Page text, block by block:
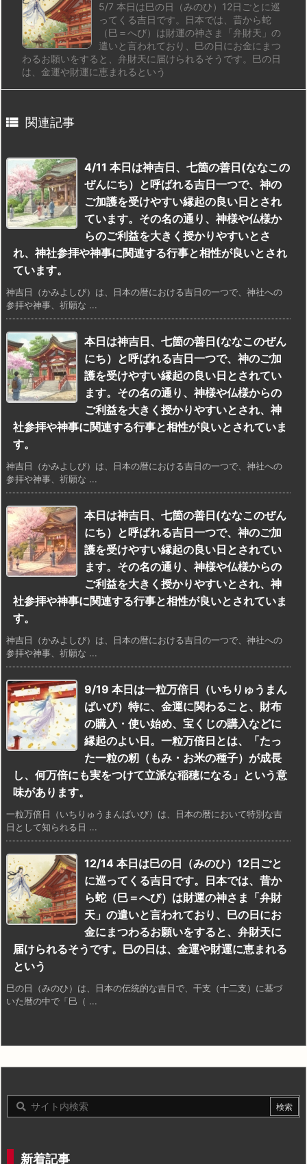
5/7 本日は巳の日（みのひ）12日ごとに巡
ってくる吉日です。日本では、昔から蛇
（巳＝へび）は財運の神さま「弁財天」の
遣いと言われており、巳の日にお金にまつ
わるお願いをすると、弁財天に届けられるそうです。巳の日
は、金運や財運に恵まれるという
 関連記事
4/11 本日は神吉日、七箇の善日(ななこの
ぜんにち）と呼ばれる吉日一つで、神の
ご加護を受けやすい縁起の良い日とされ
ています。その名の通り、神様や仏様か
らのご利益を大きく授かりやすいとさ
れ、神社参拝や神事に関連する行事と相性が良いとされ
ています。
神吉日（かみよしび）は、日本の暦における吉日の一つで、神社への
参拝や神事、祈願な ...
本日は神吉日、七箇の善日(ななこのぜん
にち）と呼ばれる吉日一つで、神のご加
護を受けやすい縁起の良い日とされてい
ます。その名の通り、神様や仏様からの
ご利益を大きく授かりやすいとされ、神
社参拝や神事に関連する行事と相性が良いとされていま
す。
神吉日（かみよしび）は、日本の暦における吉日の一つで、神社への
参拝や神事、祈願な ...
本日は神吉日、七箇の善日(ななこのぜん
にち）と呼ばれる吉日一つで、神のご加
護を受けやすい縁起の良い日とされてい
ます。その名の通り、神様や仏様からの
ご利益を大きく授かりやすいとされ、神
社参拝や神事に関連する行事と相性が良いとされていま
す。
神吉日（かみよしび）は、日本の暦における吉日の一つで、神社への
参拝や神事、祈願な ...
9/19 本日は一粒万倍日（いちりゅうまん
ばいび）特に、金運に関わること、財布
の購入・使い始め、宝くじの購入などに
縁起のよい日。一粒万倍日とは、「たっ
た一粒の籾（もみ・お米の種子）が成長
し、何万倍にも実をつけて立派な稲穂になる」という意
味があります。
一粒万倍日（いちりゅうまんばいび）は、日本の暦において特別な吉
日として知られる日 ...
12/14 本日は巳の日（みのひ）12日ごと
に巡ってくる吉日です。日本では、昔か
ら蛇（巳＝へび）は財運の神さま「弁財
天」の遣いと言われており、巳の日にお
金にまつわるお願いをすると、弁財天に
届けられるそうです。巳の日は、金運や財運に恵まれる
という
巳の日（みのひ）は、日本の伝統的な吉日で、干支（十二支）に基づ
いた暦の中で「巳（ ...
新着記事